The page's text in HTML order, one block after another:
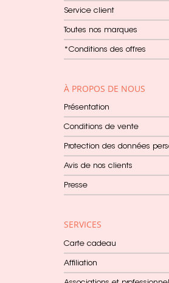
Service client
Toutes nos marques
*Conditions des offres
À PROPOS DE NOUS
Présentation
Conditions de vente
Protection des données
Avis de nos clients
Presse
SERVICES
Carte cadeau
Affiliation